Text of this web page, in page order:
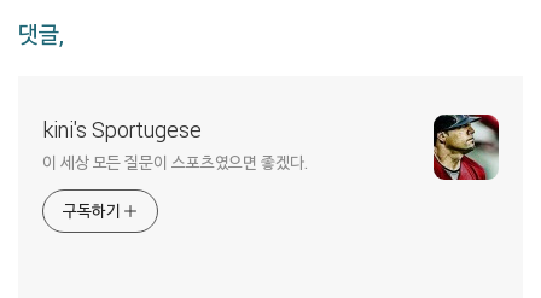
댓글,
kini's Sportugese
이 세상 모든 질문이 스포츠였으면 좋겠다.
구독하기